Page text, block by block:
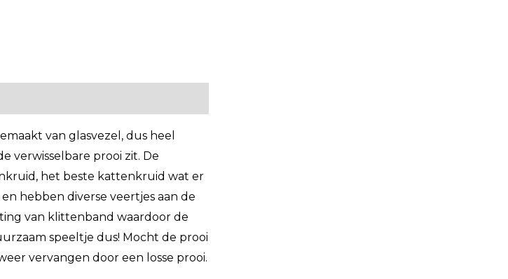
van glasvezel, dus heel
verwisselbare prooi zit. De
het beste kattenkruid wat er
hebben diverse veertjes aan de
van klittenband waardoor de
speeltje dus! Mocht de prooi
vervangen door een losse prooi.